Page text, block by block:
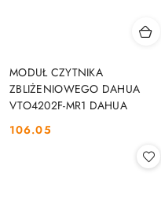
MODUŁ CZYTNIKA
ZBLIŻENIOWEGO DAHUA
VTO4202F-MR1 DAHUA
Cena:
106.05